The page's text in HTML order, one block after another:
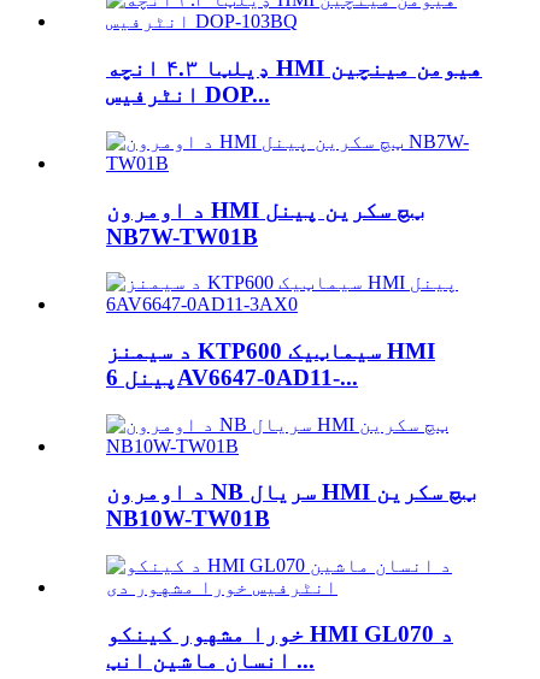
ډیلټا ۴.۳ انچه HMI هیومن مینچین
انٹرفیس DOP...
د اومرون HMI ټچ سکرین پینل
NB7W-TW01B
د سیمنز KTP600 سیماټیک HMI
پینل 6AV6647-0AD11-...
د اومرون NB سریال HMI ټچ سکرین
NB10W-TW01B
خورا مشهور کینکو HMI GL070 د
انسان ماشین انټ ...